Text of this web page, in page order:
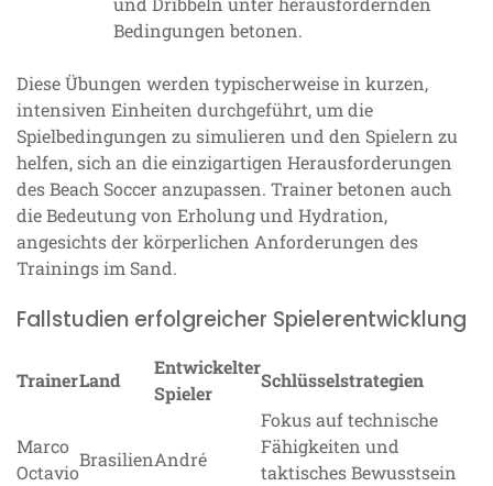
Bedingungen betonen.
Diese Übungen werden typischerweise in kurzen,
intensiven Einheiten durchgeführt, um die
Spielbedingungen zu simulieren und den Spielern zu
helfen, sich an die einzigartigen Herausforderungen
des Beach Soccer anzupassen. Trainer betonen auch
die Bedeutung von Erholung und Hydration,
angesichts der körperlichen Anforderungen des
Trainings im Sand.
Fallstudien erfolgreicher Spielerentwicklung
TrainerLand
Entwickelter
Spieler
Schlüsselstrategien
Marco
Octavio
BrasilienAndré
Fokus auf technische
Fähigkeiten und
taktisches Bewusstsein